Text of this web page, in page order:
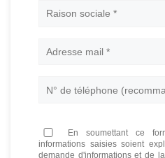
Nom
En soumettant ce
informations saisies soient
demande d'informations et de